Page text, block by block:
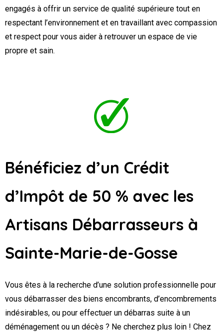
engagés à offrir un service de qualité supérieure tout en
respectant l’environnement et en travaillant avec compassion
et respect pour vous aider à retrouver un espace de vie
propre et sain.
Bénéficiez d’un Crédit
d’Impôt de 50 % avec les
Artisans Débarrasseurs à
Sainte-Marie-de-Gosse
Vous êtes à la recherche d’une solution professionnelle pour
vous débarrasser des biens encombrants, d’encombrements
indésirables, ou pour effectuer un débarras suite à un
déménagement ou un décès ? Ne cherchez plus loin ! Chez